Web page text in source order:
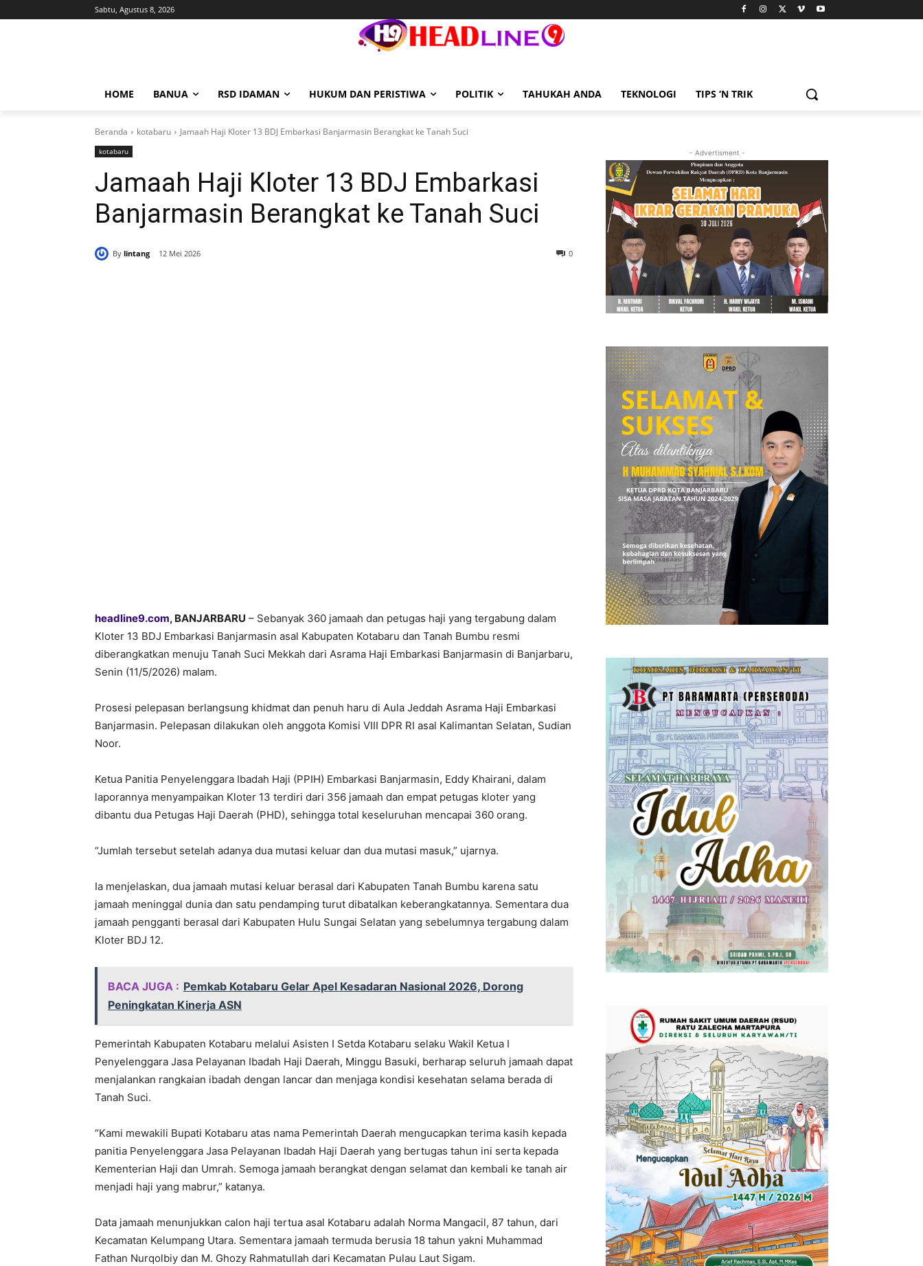
Sabtu, Agustus 8, 2026
HOME BANUA RSD IDAMAN HUKUM DAN PERISTIWA POLITIK TAHUKAH ANDA TEKNOLOGI TIPS ‘N TRIK
Beranda kotabaru Jamaah Haji Kloter 13 BDJ Embarkasi Banjarmasin Berangkat ke Tanah Suci
kotabaru
Jamaah Haji Kloter 13 BDJ Embarkasi
Banjarmasin Berangkat ke Tanah Suci
By lintang 12 Mei 2026 0
headline9.com, BANJARBARU – Sebanyak 360 jamaah dan petugas haji yang tergabung dalam
Kloter 13 BDJ Embarkasi Banjarmasin asal Kabupaten Kotabaru dan Tanah Bumbu resmi
diberangkatkan menuju Tanah Suci Mekkah dari Asrama Haji Embarkasi Banjarmasin di Banjarbaru,
Senin (11/5/2026) malam.
Prosesi pelepasan berlangsung khidmat dan penuh haru di Aula Jeddah Asrama Haji Embarkasi
Banjarmasin. Pelepasan dilakukan oleh anggota Komisi VIII DPR RI asal Kalimantan Selatan, Sudian
Noor.
Ketua Panitia Penyelenggara Ibadah Haji (PPIH) Embarkasi Banjarmasin, Eddy Khairani, dalam
laporannya menyampaikan Kloter 13 terdiri dari 356 jamaah dan empat petugas kloter yang
dibantu dua Petugas Haji Daerah (PHD), sehingga total keseluruhan mencapai 360 orang.
“Jumlah tersebut setelah adanya dua mutasi keluar dan dua mutasi masuk,” ujarnya.
Ia menjelaskan, dua jamaah mutasi keluar berasal dari Kabupaten Tanah Bumbu karena satu
jamaah meninggal dunia dan satu pendamping turut dibatalkan keberangkatannya. Sementara dua
jamaah pengganti berasal dari Kabupaten Hulu Sungai Selatan yang sebelumnya tergabung dalam
Kloter BDJ 12.
BACA JUGA : Pemkab Kotabaru Gelar Apel Kesadaran Nasional 2026, Dorong
Peningkatan Kinerja ASN
Pemerintah Kabupaten Kotabaru melalui Asisten I Setda Kotabaru selaku Wakil Ketua I
Penyelenggara Jasa Pelayanan Ibadah Haji Daerah, Minggu Basuki, berharap seluruh jamaah dapat
menjalankan rangkaian ibadah dengan lancar dan menjaga kondisi kesehatan selama berada di
Tanah Suci.
“Kami mewakili Bupati Kotabaru atas nama Pemerintah Daerah mengucapkan terima kasih kepada
panitia Penyelenggara Jasa Pelayanan Ibadah Haji Daerah yang bertugas tahun ini serta kepada
Kementerian Haji dan Umrah. Semoga jamaah berangkat dengan selamat dan kembali ke tanah air
menjadi haji yang mabrur,” katanya.
Data jamaah menunjukkan calon haji tertua asal Kotabaru adalah Norma Mangacil, 87 tahun, dari
Kecamatan Kelumpang Utara. Sementara jamaah termuda berusia 18 tahun yakni Muhammad
Fathan Nurqolbiy dan M. Ghozy Rahmatullah dari Kecamatan Pulau Laut Sigam.
- Advertisment -